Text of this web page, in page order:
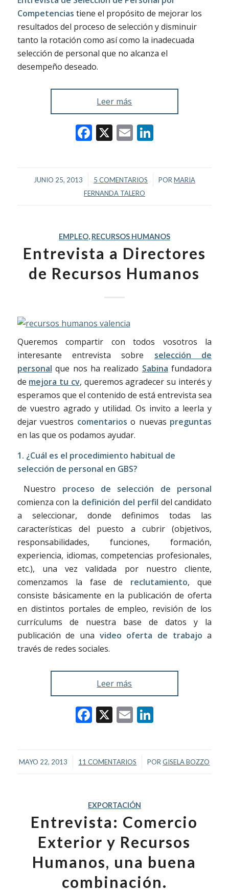
Competencias tiene el propósito de mejorar los
resultados del proceso de selección y disminuir
tanto la rotación como así como la inadecuada
selección de personal que no alcanza el
desempeño deseado.
Leer más
Facebook
X EmailLinkedIn
JUNIO 25, 2013
/ 5 COMENTARIOS
/ PORMARIA
FERNANDA TALERO
EMPLEO, RECURSOS HUMANOS
Entrevista a Directores
de Recursos Humanos
Queremos compartir con todos vosotros la
interesante entrevista sobre selección de
personal que nos ha realizado Sabina fundadora
de mejora tu cv, queremos agradecer su interés y
esperamos que el contenido de está entrevista sea
de vuestro agrado y utilidad. Os invito a leerla y
dejar vuestros comentarios o nuevas preguntas
en las que os podamos ayudar.
1. ¿Cuál es el procedimiento habitual de
selección de personal en GBS?
Nuestro proceso de selección de personal
comienza con la definición del perfil del candidato
a seleccionar, donde definimos todas las
características del puesto a cubrir (objetivos,
responsabilidades, funciones, formación,
experiencia, idiomas, competencias profesionales,
etc.), una vez validada por nuestro cliente,
comenzamos la fase de reclutamiento, que
consiste básicamente en la publicación de oferta
en distintos portales de empleo, revisión de los
currículums de nuestra base de datos y la
publicación de una video oferta de trabajo a
través de redes sociales.
Leer más
Facebook
X EmailLinkedIn
MAYO 22, 2013
/ 11 COMENTARIOS
/ PORGISELA BOZZO
EXPORTACIÓN
Entrevista: Comercio
Exterior y Recursos
Humanos, una buena
combinación.